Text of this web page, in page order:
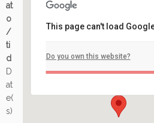
Arrangement
This page can't load
Do you own this website?
at
o
/
ti
d
D
at
e(
s)